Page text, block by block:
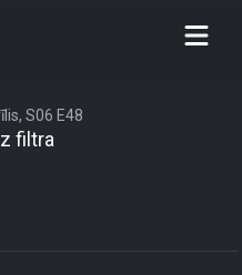
par soctīklu
S06 E48
filtra